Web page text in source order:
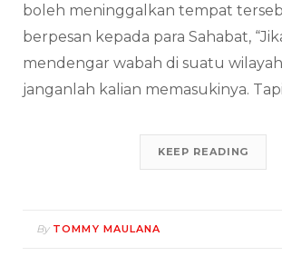
boleh meninggalkan tempat
berpesan kepada para Sahabat,
mendengar wabah di suatu
janganlah kalian memasukinya.
KEEP READING
By TOMMY MAULANA